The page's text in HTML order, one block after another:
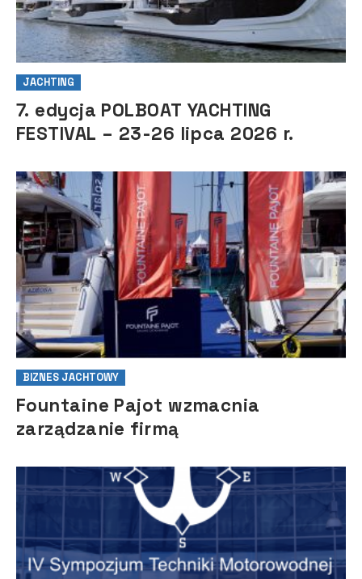
JACHTING
7. edycja POLBOAT YACHTING
FESTIVAL – 23-26 lipca 2026 r.
BIZNES JACHTOWY
Fountaine Pajot wzmacnia
zarządzanie firmą